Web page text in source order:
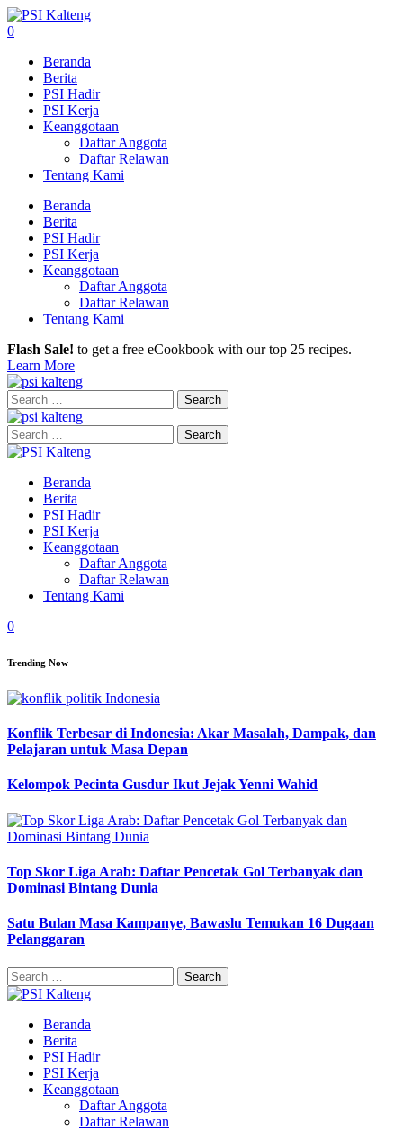
0
Beranda
Berita
PSI Hadir
PSI Kerja
Keanggotaan
Daftar Anggota
Daftar Relawan
Tentang Kami
Beranda
Berita
PSI Hadir
PSI Kerja
Keanggotaan
Daftar Anggota
Daftar Relawan
Tentang Kami
Flash Sale! to get a free eCookbook with our top 25 recipes.
Learn More
Search
for:
Search
for:
Beranda
Berita
PSI Hadir
PSI Kerja
Keanggotaan
Daftar Anggota
Daftar Relawan
Tentang Kami
0
Trending Now
Konflik Terbesar di Indonesia: Akar Masalah, Dampak, dan
Pelajaran untuk Masa Depan
Kelompok Pecinta Gusdur Ikut Jejak Yenni Wahid
Top Skor Liga Arab: Daftar Pencetak Gol Terbanyak dan
Dominasi Bintang Dunia
Satu Bulan Masa Kampanye, Bawaslu Temukan 16 Dugaan
Pelanggaran
Search
for:
Beranda
Berita
PSI Hadir
PSI Kerja
Keanggotaan
Daftar Anggota
Daftar Relawan